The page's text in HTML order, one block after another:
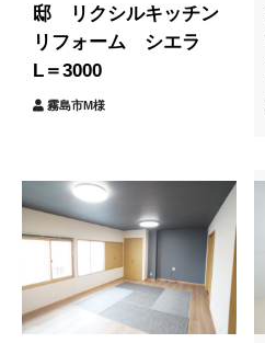
邸 リクシルキッチン
リフォーム シエラ
L＝3000
霧島市M様